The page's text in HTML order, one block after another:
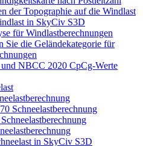
der Topographie auf die Windlast
in SkyCiv S3D
für Windlastberechnungen
Sie die Geländekategorie für
NBCC 2020 CpCg-Werte
Schneelastberechnung
in SkyCiv S3D